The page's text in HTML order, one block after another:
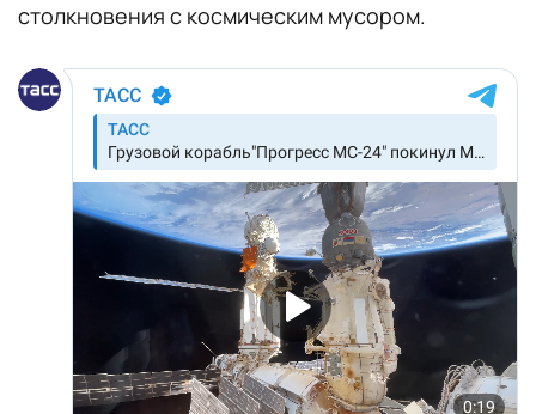
столкновения с космическим мусором.